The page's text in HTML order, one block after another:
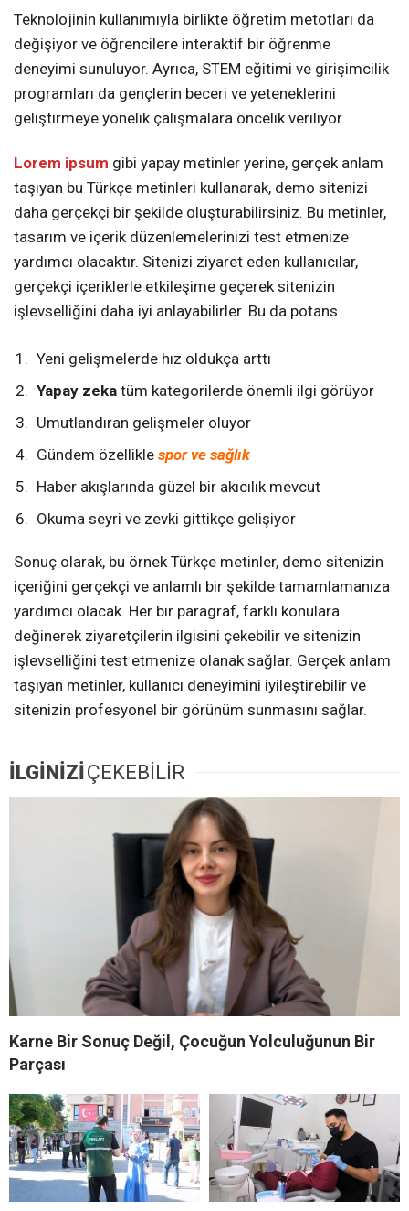
Teknolojinin kullanımıyla birlikte öğretim metotları da
değişiyor ve öğrencilere interaktif bir öğrenme
deneyimi sunuluyor. Ayrıca, STEM eğitimi ve girişimcilik
programları da gençlerin beceri ve yeteneklerini
geliştirmeye yönelik çalışmalara öncelik veriliyor.
Lorem ipsum gibi yapay metinler yerine, gerçek anlam
taşıyan bu Türkçe metinleri kullanarak, demo sitenizi
daha gerçekçi bir şekilde oluşturabilirsiniz. Bu metinler,
tasarım ve içerik düzenlemelerinizi test etmenize
yardımcı olacaktır. Sitenizi ziyaret eden kullanıcılar,
gerçekçi içeriklerle etkileşime geçerek sitenizin
işlevselliğini daha iyi anlayabilirler. Bu da potans
Yeni gelişmelerde hız oldukça arttı
Yapay zeka tüm kategorilerde önemli ilgi görüyor
Umutlandıran gelişmeler oluyor
Gündem özellikle spor ve sağlık
Haber akışlarında güzel bir akıcılık mevcut
Okuma seyri ve zevki gittikçe gelişiyor
Sonuç olarak, bu örnek Türkçe metinler, demo sitenizin
içeriğini gerçekçi ve anlamlı bir şekilde tamamlamanıza
yardımcı olacak. Her bir paragraf, farklı konulara
değinerek ziyaretçilerin ilgisini çekebilir ve sitenizin
işlevselliğini test etmenize olanak sağlar. Gerçek anlam
taşıyan metinler, kullanıcı deneyimini iyileştirebilir ve
sitenizin profesyonel bir görünüm sunmasını sağlar.
İLGİNİZİÇEKEBİLİR
Karne Bir Sonuç Değil, Çocuğun Yolculuğunun Bir
Parçası